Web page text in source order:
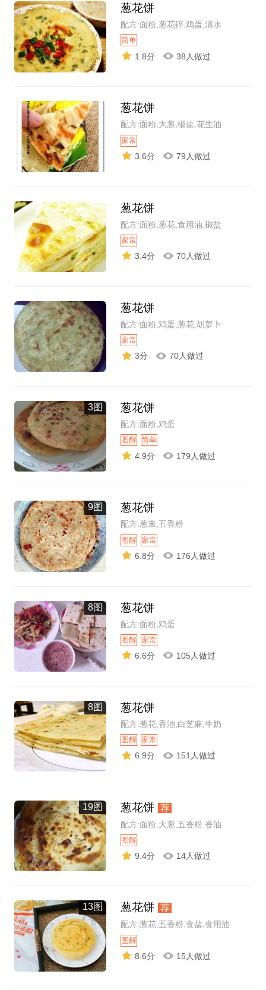
葱花饼
配方:面粉,葱花碎,鸡蛋,清水
简单
1.8分 38人做过
葱花饼
配方:面粉,大葱,椒盐,花生油
家常
3.6分 79人做过
葱花饼
配方:面粉,葱花,食用油,椒盐
家常
3.4分 70人做过
葱花饼
配方:面粉,鸡蛋,葱花,胡萝卜
家常
3分 70人做过
3图 葱花饼
配方:面粉,鸡蛋
图解 简单
4.9分 179人做过
9图 葱花饼
配方:葱末,五香粉
图解 家常
6.8分 176人做过
8图 葱花饼
配方:面粉,鸡蛋
图解 家常
6.6分 105人做过
8图 葱花饼
配方:葱花,香油,白芝麻,牛奶
图解 家常
6.9分 151人做过
19图 葱花饼 荐
配方:面粉,大葱,五香粉,香油
图解
9.4分 14人做过
13图 葱花饼 荐
配方:葱花,五香粉,食盐,食用油
图解
8.6分 15人做过